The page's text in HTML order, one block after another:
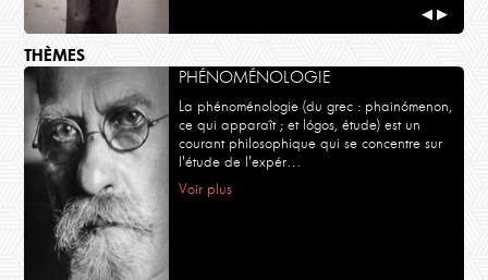
◀ ▶
THÈMES
PHÉNOMÉNOLOGIE
La phénoménologie (du grec : phainómenon,
ce qui apparaît ; et lógos, étude) est un
courant philosophique qui se concentre sur
l'étude de l'expér…
Voir plus